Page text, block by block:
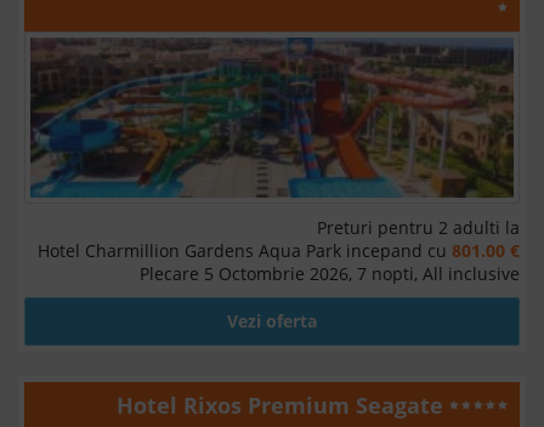
Preturi pentru 2 adulti la
Hotel Charmillion Gardens Aqua Park incepand cu 801.00 €
Plecare 5 Octombrie 2026, 7 nopti, All inclusive
Vezi oferta
Hotel Rixos Premium Seagate